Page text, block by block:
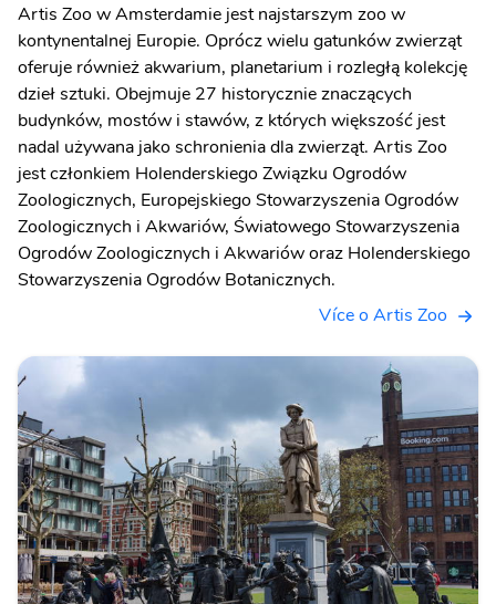
Artis Zoo w Amsterdamie jest najstarszym zoo w
kontynentalnej Europie. Oprócz wielu gatunków zwierząt
oferuje również akwarium, planetarium i rozległą kolekcję
dzieł sztuki. Obejmuje 27 historycznie znaczących
budynków, mostów i stawów, z których większość jest
nadal używana jako schronienia dla zwierząt. Artis Zoo
jest członkiem Holenderskiego Związku Ogrodów
Zoologicznych, Europejskiego Stowarzyszenia Ogrodów
Zoologicznych i Akwariów, Światowego Stowarzyszenia
Ogrodów Zoologicznych i Akwariów oraz Holenderskiego
Stowarzyszenia Ogrodów Botanicznych.
Více o Artis Zoo